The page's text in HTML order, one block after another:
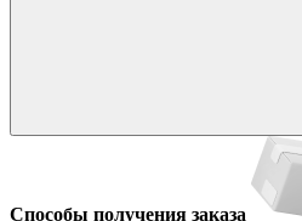
Способы получения заказа